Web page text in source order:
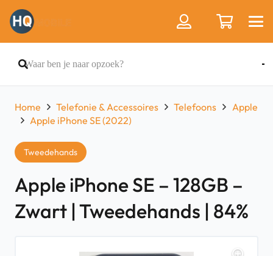
Home Telefonie & Accessoires Telefoons
Apple
Apple iPhone SE (2022)
Tweedehands
Apple iPhone SE – 128GB –
Zwart | Tweedehands | 84%